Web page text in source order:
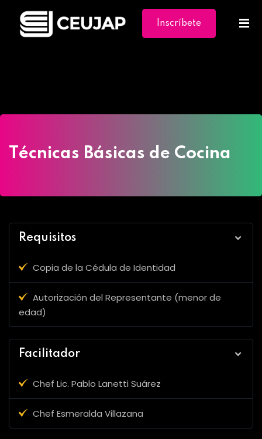
Inscríbete
Técnicas Básicas de Cocina
Requisitos
Copia de la Cédula de Identidad
Autorización del Representante (menor de
edad)
Facilitador
Chef Lic. Pablo Lanetti Suárez
Chef Esmeralda Villazana